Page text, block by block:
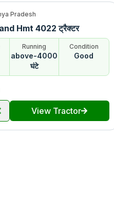
Pradesh
Hmt 4022 ट्रैक्टर
Running
above-4000
घंटे
Condition
Good
View Tractor